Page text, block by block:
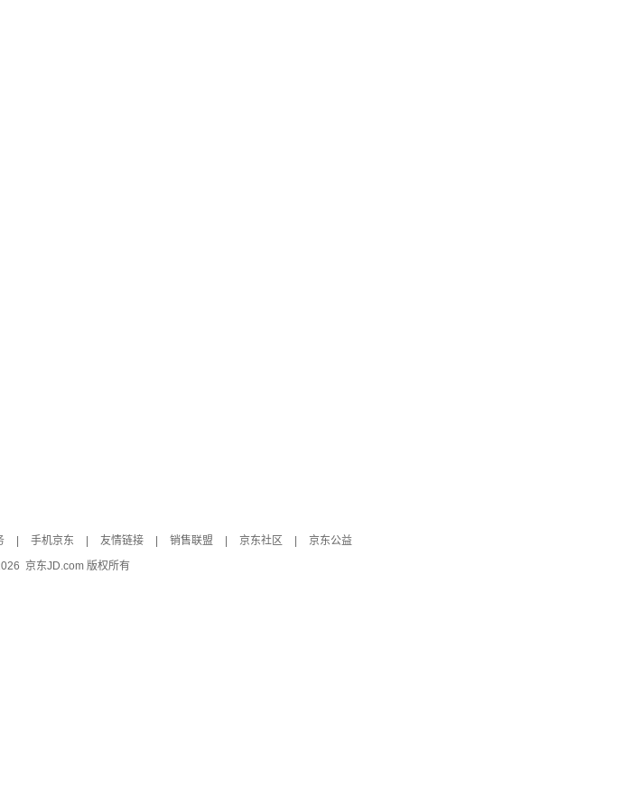
手机京东 友情链接 销售联盟 京东社区
京东公益
京东JD.com 版权所有